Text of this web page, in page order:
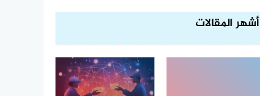
أشهر المقالات